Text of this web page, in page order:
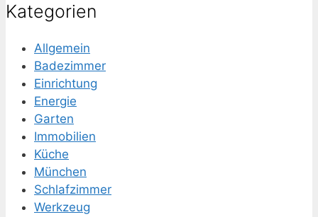
Kategorien
Allgemein
Badezimmer
Einrichtung
Energie
Garten
Immobilien
Küche
München
Schlafzimmer
Werkzeug